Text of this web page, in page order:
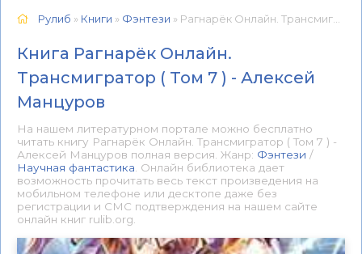
Рулиб » Книги » Фэнтези » Рагнарёк Онлайн. Трансмигратор ( Том 7 ) - Алексей Манцуров 📕 - Книга онлайн бесплатно
Книга Рагнарёк Онлайн.
Трансмигратор ( Том 7 ) - Алексей
Манцуров
На нашем литературном портале можно бесплатно
читать книгу Рагнарёк Онлайн. Трансмигратор ( Том 7 ) -
Алексей Манцуров полная версия. Жанр: Фэнтези /
Научная фантастика . Онлайн библиотека дает
возможность прочитать весь текст произведения на
мобильном телефоне или десктопе даже без
регистрации и СМС подтверждения на нашем сайте
онлайн книг rulib.org.